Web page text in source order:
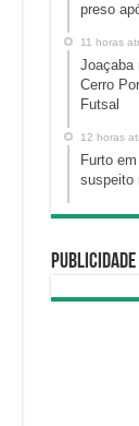
preso
11 horas
Joaçaba
Cerro
Futsal
12 horas
Furto
suspeito
Publicidade